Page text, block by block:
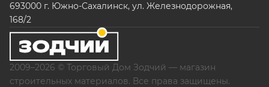
693000 г. Южно-Сахалинск, ул. Железнодорожная,
168/2
2009–2026 © Торговый Дом Зодчий — магазин
строительных материалов. Все права защищены.